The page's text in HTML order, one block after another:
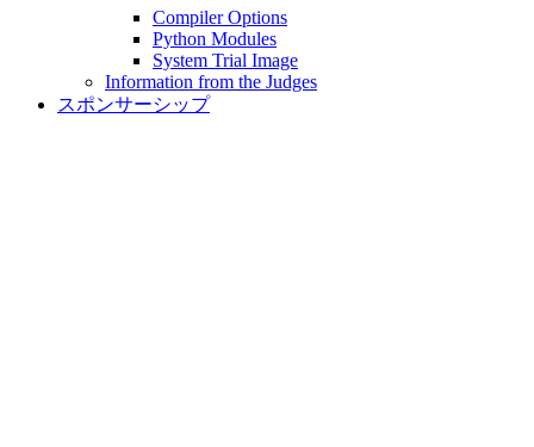
Compiler Options
Python Modules
System Trial Image
Information from the Judges
スポンサーシップ